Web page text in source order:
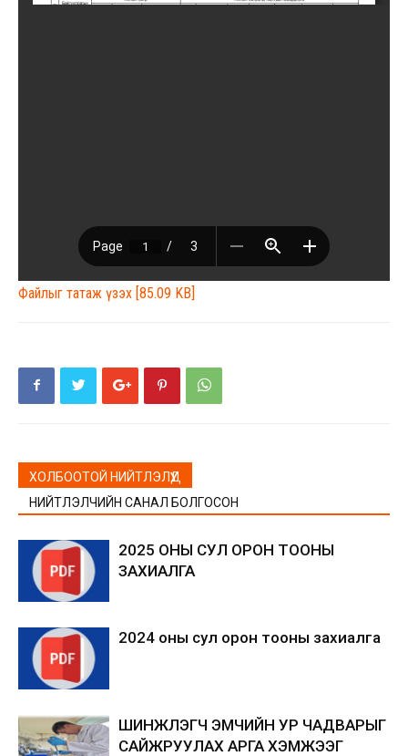
Файлыг татаж үзэх [85.09 KB]
ХОЛБООТОЙ НИЙТЛЭЛҮҮД
НИЙТЛЭЛЧИЙН САНАЛ БОЛГОСОН
2025 ОНЫ СУЛ ОРОН ТООНЫ
ЗАХИАЛГА
2024 оны сул орон тооны захиалга
ШИНЖЛЭГЧ ЭМЧИЙН УР ЧАДВАРЫГ
САЙЖРУУЛАХ АРГА ХЭМЖЭЭГ